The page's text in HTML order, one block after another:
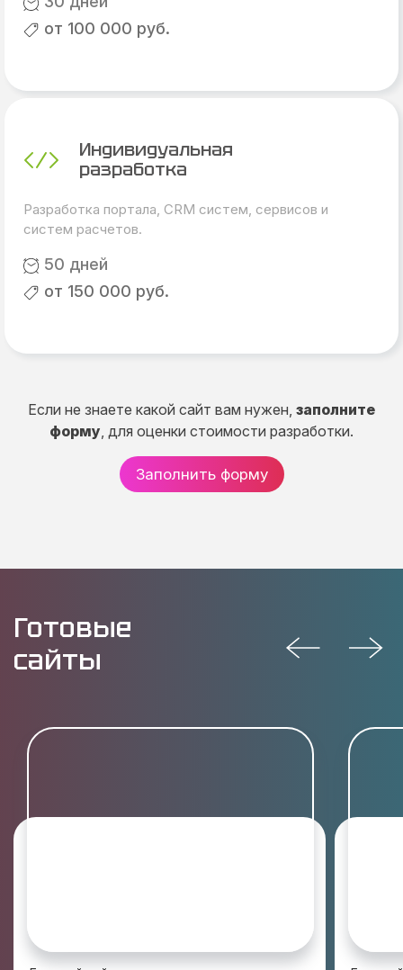
от 100 000 руб.
Индивидуальная
разработка
Разработка портала, CRM систем, сервисов и
систем расчетов.
50 дней
от 150 000 руб.
Если не знаете какой сайт вам нужен, заполните
форму, для оценки стоимости разработки.
Заполнить форму
Готовые
сайты